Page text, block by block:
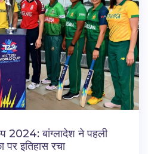
2024: बांग्लादेश ने पहली
पर इतिहास रचा